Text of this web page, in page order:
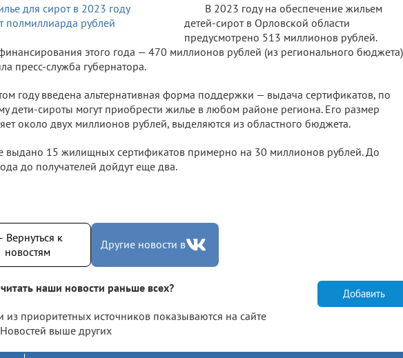
В 2023 году на обеспечение жильем
детей-сирот в Орловской области
предусмотрено 513 миллионов рублей.
этого года — 470 миллионов рублей (из регионального
пресс-служба губернатора.
году введена альтернативная форма поддержки — выдача сертификатов, по
дети-сироты могут приобрести жилье в любом районе региона. Его размер
около двух миллионов рублей, выделяются из областного бюджета.
выдано 15 жилищных сертификатов примерно на 30 миллионов рублей. До
до получателей дойдут еще два.
к
новостям
Другие новости в
наши новости раньше всех?
из приоритетных источников показываются на сайте
выше других
Добавить